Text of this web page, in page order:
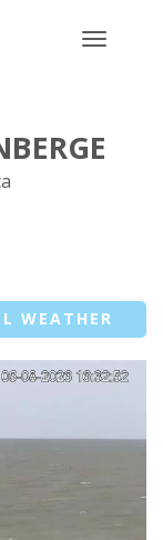
Toggle
WEATHER